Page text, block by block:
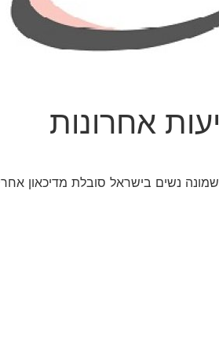
אחרונות
נשים בישראל סובלת מדיכאון